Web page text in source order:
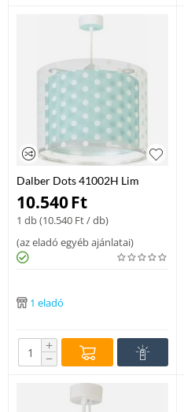
Dalber Dots 41002H Lim
Gyerek Fuggesztek Muanyag
E27 lámpa
10.540Ft
1 db (10.540 Ft/ db)
(az eladó egyéb ajánlatai)
1 eladó
+
−